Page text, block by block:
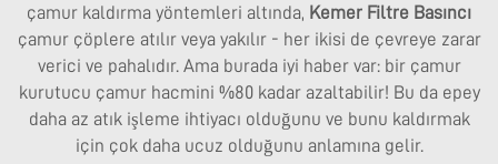
çamur kaldırma yöntemleri altında, Kemer Filtre Basıncı
çamur çöplere atılır veya yakılır - her ikisi de çevreye zarar
verici ve pahalıdır. Ama burada iyi haber var: bir çamur
kurutucu çamur hacmini %80 kadar azaltabilir! Bu da epey
daha az atık işleme ihtiyacı olduğunu ve bunu kaldırmak
için çok daha ucuz olduğunu anlamına gelir.